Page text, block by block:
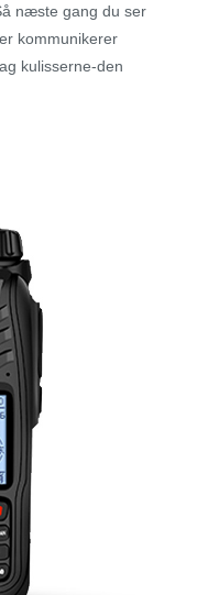
næste gang du ser
kommunikerer
kulisserne-den